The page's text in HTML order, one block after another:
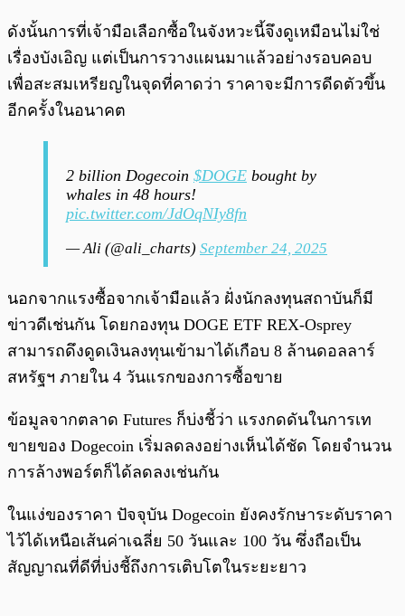
ดังนั้นการที่เจ้ามือเลือกซื้อในจังหวะนี้จึงดูเหมือนไม่ใช่
เรื่องบังเอิญ แต่เป็นการวางแผนมาแล้วอย่างรอบคอบ
เพื่อสะสมเหรียญในจุดที่คาดว่า ราคาจะมีการดีดตัวขึ้น
อีกครั้งในอนาคต
2 billion Dogecoin $DOGE bought by
whales in 48 hours!
pic.twitter.com/JdOqNIy8fn
— Ali (@ali_charts) September 24, 2025
นอกจากแรงซื้อจากเจ้ามือแล้ว ฝั่งนักลงทุนสถาบันก็มี
ข่าวดีเช่นกัน โดยกองทุน DOGE ETF REX-Osprey
สามารถดึงดูดเงินลงทุนเข้ามาได้เกือบ 8 ล้านดอลลาร์
สหรัฐฯ ภายใน 4 วันแรกของการซื้อขาย
ข้อมูลจากตลาด Futures ก็บ่งชี้ว่า แรงกดดันในการเท
ขายของ Dogecoin เริ่มลดลงอย่างเห็นได้ชัด โดยจำนวน
การล้างพอร์ตก็ได้ลดลงเช่นกัน
ในแง่ของราคา ปัจจุบัน Dogecoin ยังคงรักษาระดับราคา
ไว้ได้เหนือเส้นค่าเฉลี่ย 50 วันและ 100 วัน ซึ่งถือเป็น
สัญญาณที่ดีที่บ่งชี้ถึงการเติบโตในระยะยาว